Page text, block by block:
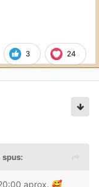
3 24
spus:
aprox. 🥰